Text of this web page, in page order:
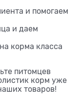
и помогаем
и даем
корма класса
питомцев
корм уже
товаров!